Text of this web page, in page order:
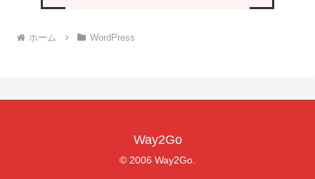
ホーム WordPress
Way2Go
© 2006 Way2Go.